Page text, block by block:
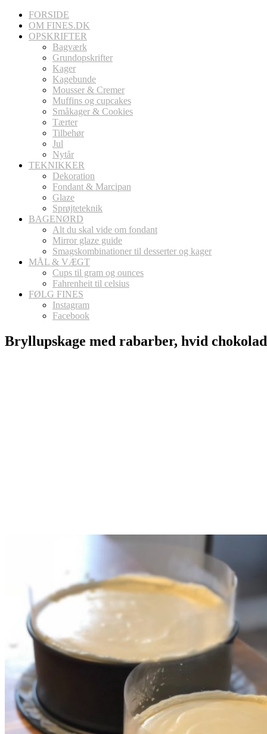
FORSIDE
OM FINES.DK
OPSKRIFTER
Bagværk
Grundopskrifter
Kager
Kagebunde
Mousser & Cremer
Muffins og cupcakes
Småkager & Cookies
Tærter
Tilbehør
Jul
Nytår
TEKNIKKER
Dekoration
Fondant & Marcipan
Glaze
Sprøjteteknik
BAGENØRD
Alt du skal vide om fondant
Mirror glaze guide
Smagskombinationer til desserter og kager
MÅL & VÆGT
Cups til gram og ounces
Fahrenheit til celsius
FØLG FINES
Instagram
Facebook
Bryllupskage med rabarber, hvid